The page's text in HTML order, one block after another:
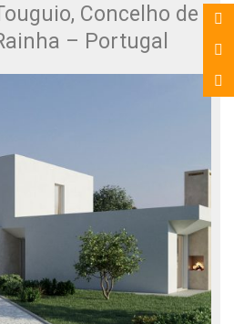
Concelho de
– Portugal